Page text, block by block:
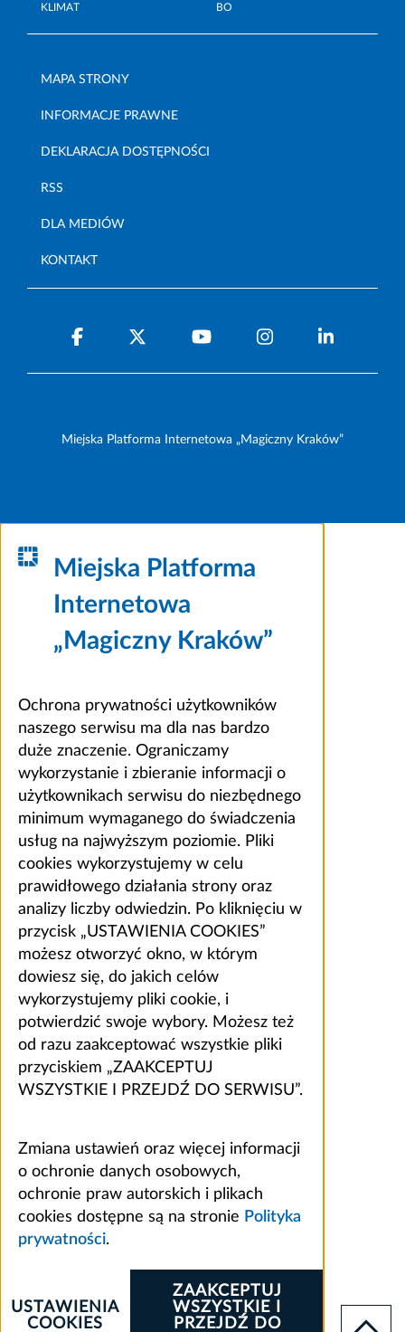
KLIMAT BO
MAPA STRONY
INFORMACJE PRAWNE
DEKLARACJA DOSTĘPNOŚCI
RSS
DLA MEDIÓW
KONTAKT
Miejska Platforma Internetowa „Magiczny Kraków”
Miejska Platforma
Internetowa
„Magiczny Kraków”
Ochrona prywatności użytkowników
naszego serwisu ma dla nas bardzo
duże znaczenie. Ograniczamy
wykorzystanie i zbieranie informacji o
użytkownikach serwisu do niezbędnego
minimum wymaganego do świadczenia
usług na najwyższym poziomie. Pliki
cookies wykorzystujemy w celu
prawidłowego działania strony oraz
analizy liczby odwiedzin. Po kliknięciu w
przycisk „USTAWIENIA COOKIES”
możesz otworzyć okno, w którym
dowiesz się, do jakich celów
wykorzystujemy pliki cookie, i
potwierdzić swoje wybory. Możesz też
od razu zaakceptować wszystkie pliki
przyciskiem „ZAAKCEPTUJ
WSZYSTKIE I PRZEJDŹ DO SERWISU”.
Zmiana ustawień oraz więcej informacji
o ochronie danych osobowych,
ochronie praw autorskich i plikach
cookies dostępne są na stronie Polityka
prywatności.
ZAAKCEPTUJ
WSZYSTKIE I
PRZEJDŹ DO
USTAWIENIA
COOKIES